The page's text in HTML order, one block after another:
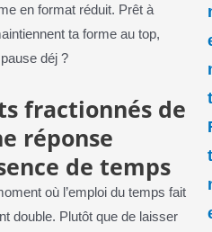
en format réduit. Prêt à
ta forme au top,
déj ?
fractionnés de
réponse
de temps
où l’emploi du temps fait
double. Plutôt que de laisser